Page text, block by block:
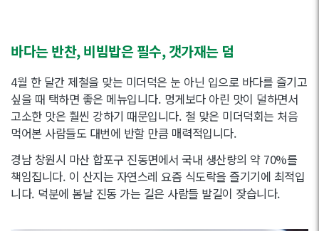
바다는 반찬, 비빔밥은 필수, 갯가재는 덤
4월 한 달간 제철을 맞는 미더덕은 눈 아닌 입으로 바다를 즐기고
싶을 때 택하면 좋은 메뉴입니다. 멍게보다 아린 맛이 덜하면서
고소한 맛은 훨씬 강하기 때문입니다. 철 맞은 미더덕회는 처음
먹어본 사람들도 대번에 반할 만큼 매력적입니다.
경남 창원시 마산 합포구 진동면에서 국내 생산량의 약 70%를
책임집니다. 이 산지는 자연스레 요즘 식도락을 즐기기에 최적입
니다. 덕분에 봄날 진동 가는 길은 사람들 발길이 잦습니다.